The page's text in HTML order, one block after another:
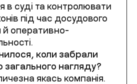
в суді та контролювати
під час досудового
й оперативно-
коли забрали
загального нагляду?
якась компанія.